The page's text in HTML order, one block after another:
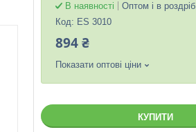
В наявності
Оптом і в роздріб
Код: ES 3010
894 ₴
Показати оптові ціни
КУПИТИ